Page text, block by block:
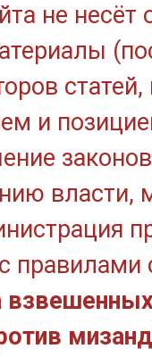
не
и
власти,
правилами